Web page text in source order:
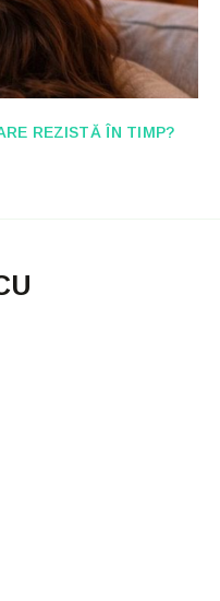
REZISTĂ ÎN TIMP?